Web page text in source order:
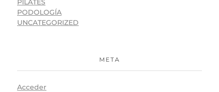
PODOLOGÍA
UNCATEGORIZED
META
Acceder